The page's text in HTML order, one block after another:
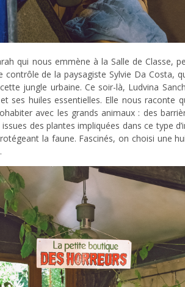
qui nous emmène à la Salle de Classe,
contrôle de la paysagiste Sylvie Da Costa,
jungle urbaine. Ce soir-là, Ludvina
ses huiles essentielles. Elle nous raconte
avec les grands animaux : des
des plantes impliquées dans ce type
la faune. Fascinés, on choisi une